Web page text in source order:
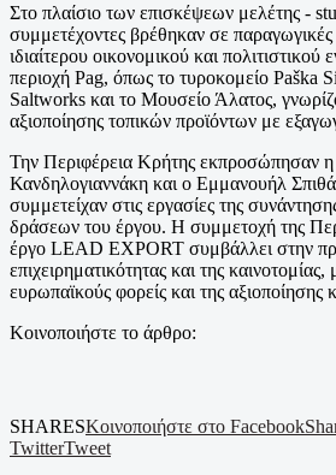
Στο πλαίσιο των επισκέψεων μελέτης -
συμμετέχοντες βρέθηκαν σε
ιδιαίτερου οικονομικού και πολιτιστικού
περιοχή Pag, όπως το τυροκομείο Paška
Saltworks και το Μουσείο Άλατος,
αξιοποίησης τοπικών προϊόντων με
Την Περιφέρεια Κρήτης εκπροσώπησαν
Κανδηλογιαννάκη και ο Εμμανουήλ
συμμετείχαν στις εργασίες της
δράσεων του έργου. Η συμμετοχή της
έργο LEAD EXPORT συμβάλλει στην
επιχειρηματικότητας και της
ευρωπαϊκούς φορείς και της
Κοινοποιήστε το άρθρο:
SHARESΚοινοποιήστε στο Facebook
TwitterTweet